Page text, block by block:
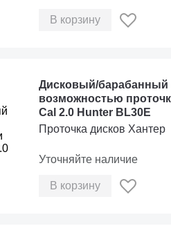
В корзину
Дисковый/барабанный
возможностью
Cal 2.0 Hunter BL30E
Проточка дисков Хантер
Уточняйте наличие
В корзину